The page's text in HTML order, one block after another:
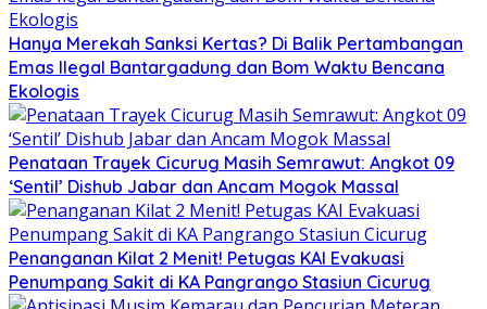
Hanya Merekah Sanksi Kertas? Di Balik Pertambangan
Emas Ilegal Bantargadung dan Bom Waktu Bencana
Ekologis
Penataan Trayek Cicurug Masih Semrawut: Angkot 09
‘Sentil’ Dishub Jabar dan Ancam Mogok Massal
Penanganan Kilat 2 Menit! Petugas KAI Evakuasi
Penumpang Sakit di KA Pangrango Stasiun Cicurug